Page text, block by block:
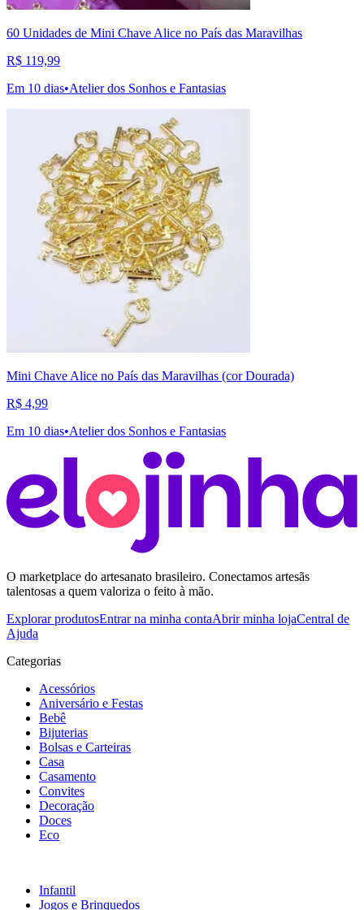
60 Unidades de Mini Chave Alice no País das Maravilhas
R$ 119,99
Em 10 dias•Atelier dos Sonhos e Fantasias
Mini Chave Alice no País das Maravilhas (cor Dourada)
R$ 4,99
Em 10 dias•Atelier dos Sonhos e Fantasias
O marketplace do artesanato brasileiro. Conectamos artesãs
talentosas a quem valoriza o feito à mão.
Explorar produtosEntrar na minha contaAbrir minha lojaCentral de
Ajuda
Categorias
Acessórios
Aniversário e Festas
Bebê
Bijuterias
Bolsas e Carteiras
Casa
Casamento
Convites
Decoração
Doces
Eco
Infantil
Jogos e Brinquedos